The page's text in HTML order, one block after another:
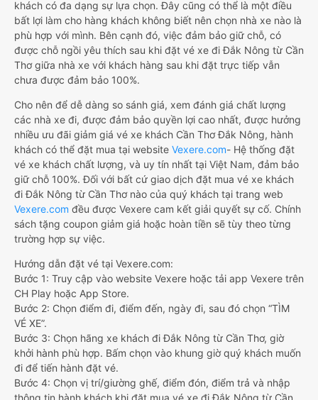
khách có đa dạng sự lựa chọn. Đây cũng có thể là một điều
bất lợi làm cho hàng khách không biết nên chọn nhà xe nào là
phù hợp với mình. Bên cạnh đó, việc đảm bảo giữ chỗ, có
được chỗ ngồi yêu thích sau khi đặt vé xe đi Đắk Nông từ Cần
Thơ giữa nhà xe với khách hàng sau khi đặt trực tiếp vẫn
chưa được đảm bảo 100%.
Cho nên để dễ dàng so sánh giá, xem đánh giá chất lượng
các nhà xe đi, được đảm bảo quyền lợi cao nhất, được hưởng
nhiều ưu đãi giảm giá vé xe khách Cần Thơ Đắk Nông, hành
khách có thể đặt mua tại website Vexere.com- Hệ thống đặt
vé xe khách chất lượng, và uy tín nhất tại Việt Nam, đảm bảo
giữ chỗ 100%. Đối với bất cứ giao dịch đặt mua vé xe khách
đi Đắk Nông từ Cần Thơ nào của quý khách tại trang web
Vexere.com đều được Vexere cam kết giải quyết sự cố. Chính
sách tặng coupon giảm giá hoặc hoàn tiền sẽ tùy theo từng
trường hợp sự việc.
Hướng dẫn đặt vé tại Vexere.com:
Bước 1: Truy cập vào website Vexere hoặc tải app Vexere trên
CH Play hoặc App Store.
Bước 2: Chọn điểm đi, điểm đến, ngày đi, sau đó chọn “TÌM
VÉ XE”.
Bước 3: Chọn hãng xe khách đi Đắk Nông từ Cần Thơ, giờ
khởi hành phù hợp. Bấm chọn vào khung giờ quý khách muốn
đi để tiến hành đặt vé.
Bước 4: Chọn vị trí/giường ghế, điểm đón, điểm trả và nhập